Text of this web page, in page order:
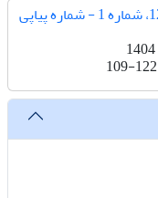
دوره 12، شماره 1 - شماره پیاپی
109-122